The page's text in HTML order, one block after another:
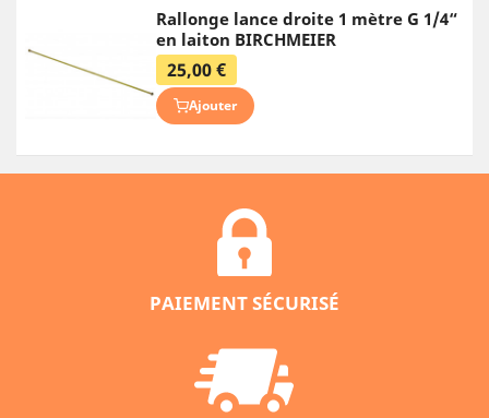
Rallonge lance droite 1 mètre G 1/4“
en laiton BIRCHMEIER
25,00 €
Ajouter
PAIEMENT SÉCURISÉ